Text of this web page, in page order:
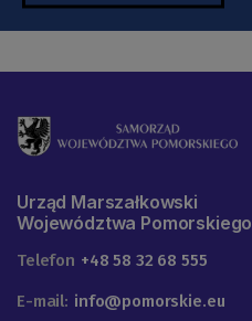
Urząd Marszałkowski
Województwa Pomorskiego
Telefon +48 58 32 68 555
E-mail: info@pomorskie.eu